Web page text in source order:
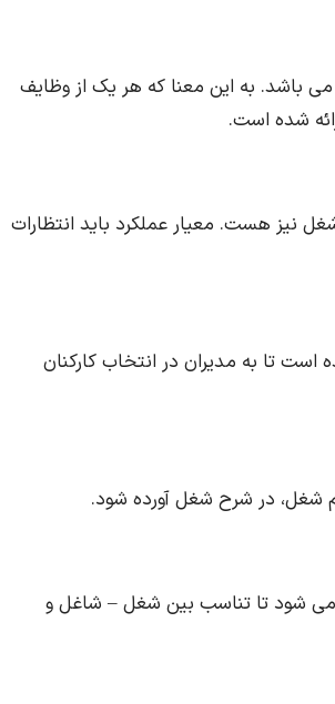
به این معنا که هر یک از وظایف
شده است.
نیز هست. معیار عملکرد باید انتظارات
تا به مدیران در انتخاب کارکنان
شغل، در شرح شغل آورده شود.
می شود تا تناسب بین شغل – شاغل و